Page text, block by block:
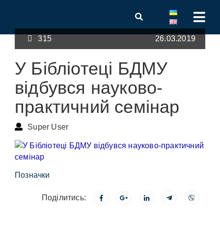
315 26.03.2019
У Бібліотеці БДМУ
відбувся науково-
практичний семінар
Super User
Позначки
Поділитись: